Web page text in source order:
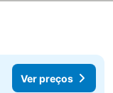
Ver preços